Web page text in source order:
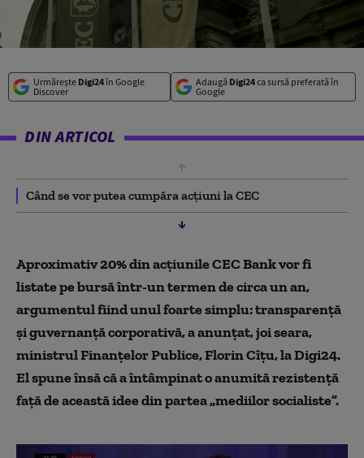
Urmărește Digi24în Google
Discover
Adaugă Digi24ca sursă preferată în
Google
DIN ARTICOL
Când se vor putea cumpăra acțiuni la CEC
Aproximativ 20% din acţiunile CEC Bank vor fi
listate pe bursă într-un termen de circa un an,
argumentul fiind unul foarte simplu: transparenţă
şi guvernanţă corporativă, a anunţat, joi seara,
ministrul Finanţelor Publice, Florin Cîţu, la Digi24.
El spune însă că a întâmpinat o anumită rezistență
față de această idee din partea „mediilor socialiste”.